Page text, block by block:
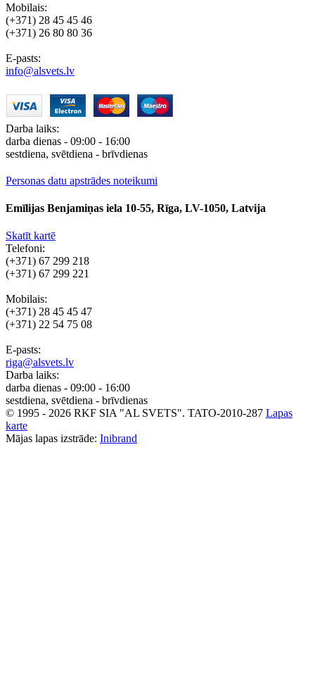
Mobilais:
(+371) 28 45 45 46
(+371) 26 80 80 36
E-pasts:
info@alsvets.lv
Darba laiks:
darba dienas - 09:00 - 16:00
sestdiena, svētdiena - brīvdienas
Personas datu apstrādes noteikumi
Emīlijas Benjamiņas iela 10-55, Rīga, LV-1050, Latvija
Skatīt kartē
Telefoni:
(+371) 67 299 218
(+371) 67 299 221
Mobilais:
(+371) 28 45 45 47
(+371) 22 54 75 08
E-pasts:
riga@alsvets.lv
Darba laiks:
darba dienas - 09:00 - 16:00
sestdiena, svētdiena - brīvdienas
© 1995 - 2026 RKF SIA "AL SVETS". TATO-2010-287 Lapas
karte
Mājas lapas izstrāde: Inibrand